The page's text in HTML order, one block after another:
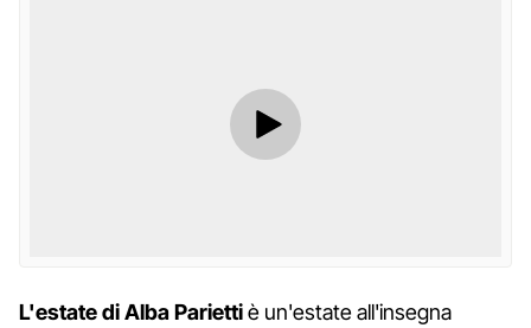
L'estate di Alba Pariettiè un'estate all'insegna